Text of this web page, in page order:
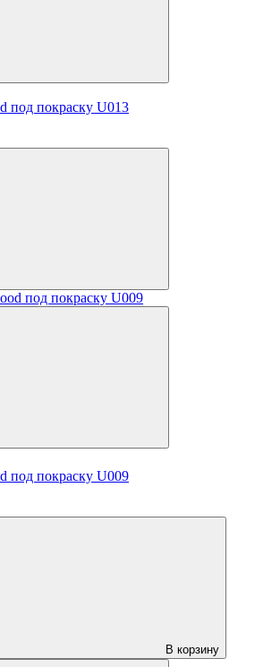
под покраску U013
под покраску U009
В корзину